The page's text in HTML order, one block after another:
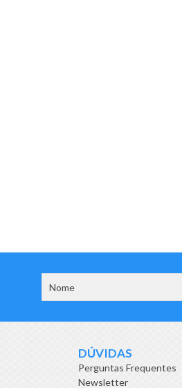
DÚVIDAS
Perguntas Frequentes
Newsletter